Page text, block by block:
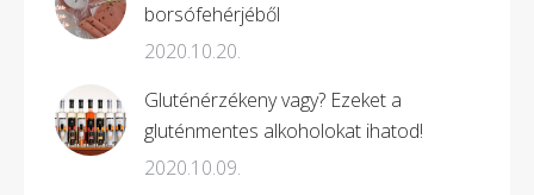
borsófehérjéből
2020.10.20.
Gluténérzékeny vagy? Ezeket a
gluténmentes alkoholokat ihatod!
2020.10.09.